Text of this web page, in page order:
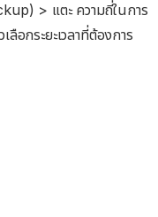
> แตะ ความถี่ในการ
กระยะเวลาที่ต้องการ